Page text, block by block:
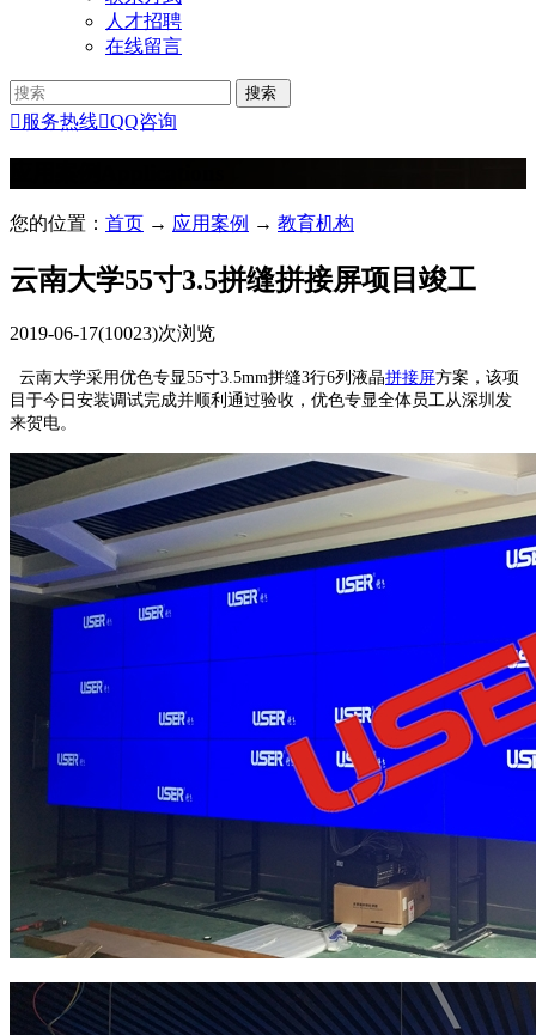
人才招聘
在线留言
 服务热线QQ咨询
您的位置： 首页 → 应用案例 → 教育机构
云南大学55寸3.5拼缝拼接屏项目竣工
2019-06-17(10023)次浏览
云南大学采用优色专显55寸3.5mm拼缝3行6列液晶拼接屏方案，该项
目于今日安装调试完成并顺利通过验收，优色专显全体员工从深圳发
来贺电。